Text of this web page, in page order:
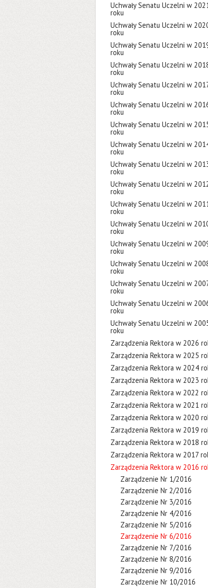
Uchwały Senatu Uczelni w
roku
Uchwały Senatu Uczelni w
roku
Uchwały Senatu Uczelni w
roku
Uchwały Senatu Uczelni w
roku
Uchwały Senatu Uczelni w
roku
Uchwały Senatu Uczelni w
roku
Uchwały Senatu Uczelni w
roku
Uchwały Senatu Uczelni w
roku
Uchwały Senatu Uczelni w
roku
Uchwały Senatu Uczelni w
roku
Uchwały Senatu Uczelni w
roku
Uchwały Senatu Uczelni w
roku
Uchwały Senatu Uczelni w
roku
Uchwały Senatu Uczelni w
roku
Uchwały Senatu Uczelni w
roku
Uchwały Senatu Uczelni w
roku
Uchwały Senatu Uczelni w
roku
Zarządzenia Rektora w 2026
Zarządzenia Rektora w 2025
Zarządzenia Rektora w 2024
Zarządzenia Rektora w 2023
Zarządzenia Rektora w 2022
Zarządzenia Rektora w 2021
Zarządzenia Rektora w 2020
Zarządzenia Rektora w 2019
Zarządzenia Rektora w 2018
Zarządzenia Rektora w 2017
Zarządzenia Rektora w 2016
Zarządzenie Nr 1/2016
Zarządzenie Nr 2/2016
Zarządzenie Nr 3/2016
Zarządzenie Nr 4/2016
Zarządzenie Nr 5/2016
Zarządzenie Nr 6/2016
Zarządzenie Nr 7/2016
Zarządzenie Nr 8/2016
Zarządzenie Nr 9/2016
Zarządzenie Nr 10/2016